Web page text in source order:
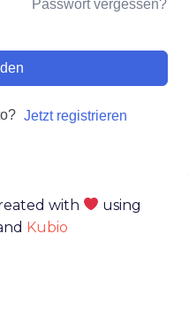
Passwort vergessen?
Jetzt registrieren
with
using
Kubio